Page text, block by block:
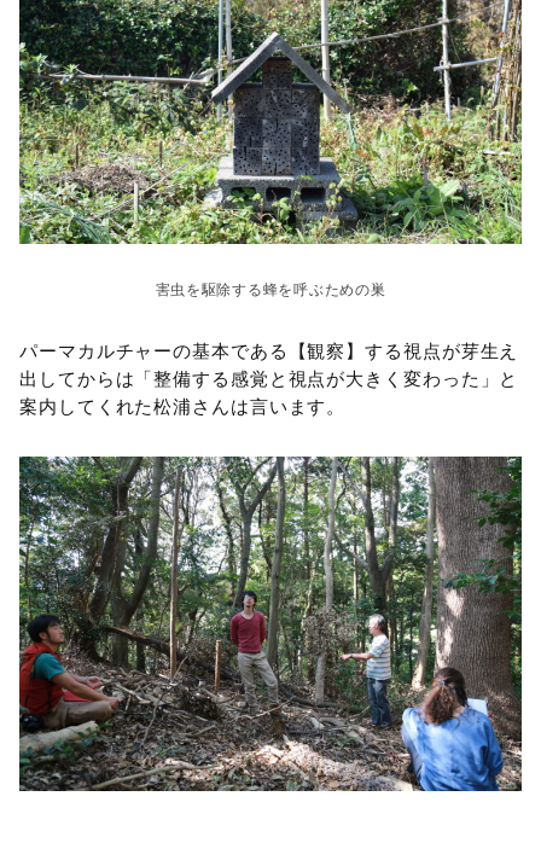
害虫を駆除する蜂を呼ぶための巣
パーマカルチャーの基本である【観察】する視点が芽生え
出してからは「整備する感覚と視点が大きく変わった」と
案内してくれた松浦さんは言います。